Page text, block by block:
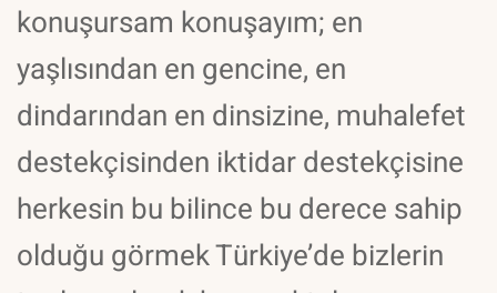
konuşursam konuşayım; en
yaşlısından en gencine, en
dindarından en dinsizine, muhalefet
destekçisinden iktidar destekçisine
herkesin bu bilince bu derece sahip
olduğu görmek Türkiye’de bizlerin